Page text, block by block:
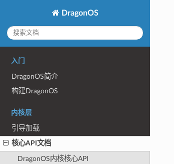
DragonOS
入门
DragonOS简介
构建DragonOS
内核层
引导加载
核心API文档
DragonOS内核核心API